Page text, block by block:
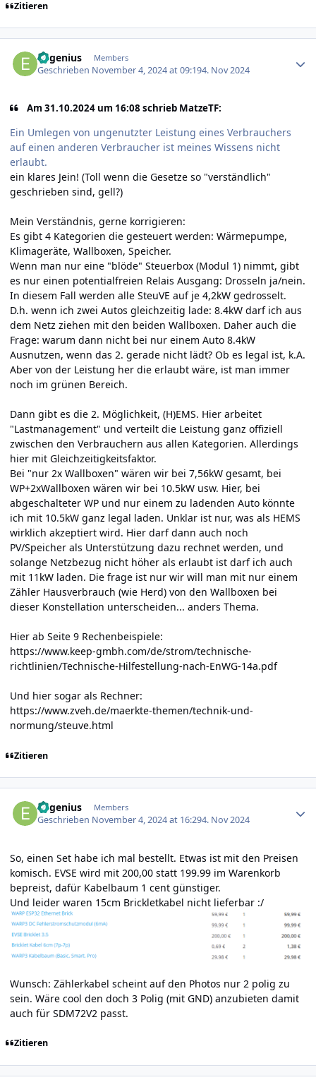
Zitieren
Eugenius Members
Geschrieben November 4, 2024 at 09:194. Nov 2024
Am 31.10.2024 um 16:08 schrieb MatzeTF:
Ein Umlegen von ungenutzter Leistung eines Verbrauchers
auf einen anderen Verbraucher ist meines Wissens nicht
erlaubt.
ein klares Jein! (Toll wenn die Gesetze so "verständlich"
geschrieben sind, gell?)
Mein Verständnis, gerne korrigieren:
Es gibt 4 Kategorien die gesteuert werden: Wärmepumpe,
Klimageräte, Wallboxen, Speicher.
Wenn man nur eine "blöde" Steuerbox (Modul 1) nimmt, gibt
es nur einen potentialfreien Relais Ausgang: Drosseln ja/nein.
In diesem Fall werden alle SteuVE auf je 4,2kW gedrosselt.
D.h. wenn ich zwei Autos gleichzeitig lade: 8.4kW darf ich aus
dem Netz ziehen mit den beiden Wallboxen. Daher auch die
Frage: warum dann nicht bei nur einem Auto 8.4kW
Ausnutzen, wenn das 2. gerade nicht lädt? Ob es legal ist, k.A.
Aber von der Leistung her die erlaubt wäre, ist man immer
noch im grünen Bereich.
Dann gibt es die 2. Möglichkeit, (H)EMS. Hier arbeitet
"Lastmanagement" und verteilt die Leistung ganz offiziell
zwischen den Verbrauchern aus allen Kategorien. Allerdings
hier mit Gleichzeitigkeitsfaktor.
Bei "nur 2x Wallboxen" wären wir bei 7,56kW gesamt, bei
WP+2xWallboxen wären wir bei 10.5kW usw. Hier, bei
abgeschalteter WP und nur einem zu ladenden Auto könnte
ich mit 10.5kW ganz legal laden. Unklar ist nur, was als HEMS
wirklich akzeptiert wird. Hier darf dann auch noch
PV/Speicher als Unterstützung dazu rechnet werden, und
solange Netzbezug nicht höher als erlaubt ist darf ich auch
mit 11kW laden. Die frage ist nur wir will man mit nur einem
Zähler Hausverbrauch (wie Herd) von den Wallboxen bei
dieser Konstellation unterscheiden... anders Thema.
Hier ab Seite 9 Rechenbeispiele:
https://www.keep-gmbh.com/de/strom/technische-
richtlinien/Technische-Hilfestellung-nach-EnWG-14a.pdf
Und hier sogar als Rechner:
https://www.zveh.de/maerkte-themen/technik-und-
normung/steuve.html
Zitieren
Eugenius Members
Geschrieben November 4, 2024 at 16:294. Nov 2024
So, einen Set habe ich mal bestellt. Etwas ist mit den Preisen
komisch. EVSE wird mit 200,00 statt 199.99 im Warenkorb
bepreist, dafür Kabelbaum 1 cent günstiger.
Und leider waren 15cm Brickletkabel nicht lieferbar :/
Wunsch: Zählerkabel scheint auf den Photos nur 2 polig zu
sein. Wäre cool den doch 3 Polig (mit GND) anzubieten damit
auch für SDM72V2 passt.
Zitieren